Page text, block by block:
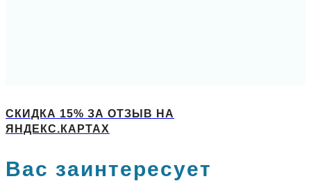
СКИДКА 15% ЗА ОТЗЫВ НА
ЯНДЕКС.КАРТАХ
Вас заинтересует